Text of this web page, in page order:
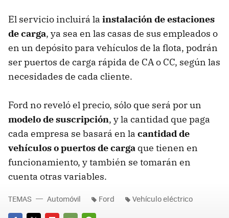
El servicio incluirá la instalación de estaciones
de carga, ya sea en las casas de sus empleados o
en un depósito para vehículos de la flota, podrán
ser puertos de carga rápida de CA o CC, según las
necesidades de cada cliente.
Ford no reveló el precio, sólo que será por un
modelo de suscripción, y la cantidad que paga
cada empresa se basará en la cantidad de
vehículos o puertos de carga que tienen en
funcionamiento, y también se tomarán en
cuenta otras variables.
TEMAS Automóvil Ford Vehículo eléctrico